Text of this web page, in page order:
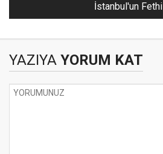
İstanbul'un Fethi
YAZIYA YORUM KAT